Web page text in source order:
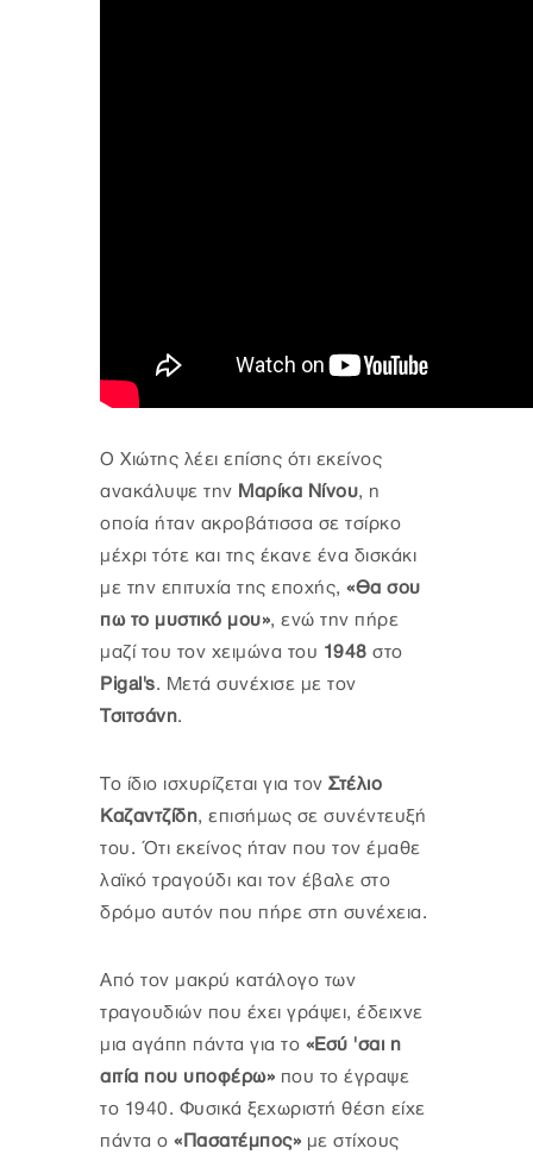
Ο Χιώτης λέει επίσης ότι εκείνος
ανακάλυψε την Μαρίκα Νίνου, η
οποία ήταν ακροβάτισσα σε τσίρκο
μέχρι τότε και της έκανε ένα δισκάκι
με την επιτυχία της εποχής, «Θα σου
πω το μυστικό μου», ενώ την πήρε
μαζί του τον χειμώνα του 1948 στο
Pigal's. Μετά συνέχισε με τον
Τσιτσάνη.
Το ίδιο ισχυρίζεται για τον Στέλιο
Καζαντζίδη, επισήμως σε συνέντευξή
του. Ότι εκείνος ήταν που τον έμαθε
λαϊκό τραγούδι και τον έβαλε στο
δρόμο αυτόν που πήρε στη συνέχεια.
Από τον μακρύ κατάλογο των
τραγουδιών που έχει γράψει, έδειχνε
μια αγάπη πάντα για το «Εσύ 'σαι η
αιτία που υποφέρω» που το έγραψε
το 1940. Φυσικά ξεχωριστή θέση είχε
πάντα ο «Πασατέμπος» με στίχους